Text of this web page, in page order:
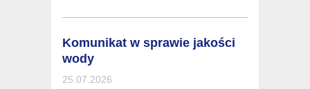
Komunikat w sprawie jakości
wody
25.07.2026